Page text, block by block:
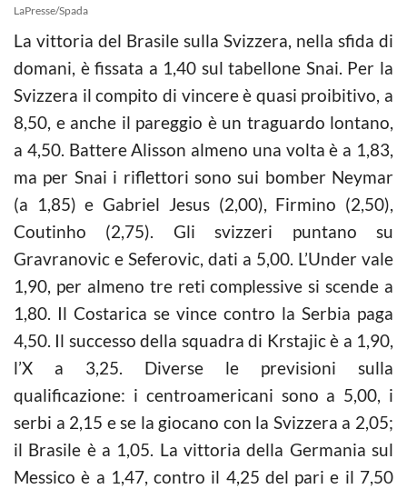
LaPresse/Spada
La vittoria del Brasile sulla Svizzera, nella sfida di
domani, è fissata a 1,40 sul tabellone Snai. Per la
Svizzera il compito di vincere è quasi proibitivo, a
8,50, e anche il pareggio è un traguardo lontano,
a 4,50. Battere Alisson almeno una volta è a 1,83,
ma per Snai i riflettori sono sui bomber Neymar
(a 1,85) e Gabriel Jesus (2,00), Firmino (2,50),
Coutinho (2,75). Gli svizzeri puntano su
Gravranovic e Seferovic, dati a 5,00. L’Under vale
1,90, per almeno tre reti complessive si scende a
1,80. Il Costarica se vince contro la Serbia paga
4,50. Il successo della squadra di Krstajic è a 1,90,
l’X a 3,25. Diverse le previsioni sulla
qualificazione: i centroamericani sono a 5,00, i
serbi a 2,15 e se la giocano con la Svizzera a 2,05;
il Brasile è a 1,05. La vittoria della Germania sul
Messico è a 1,47, contro il 4,25 del pari e il 7,50